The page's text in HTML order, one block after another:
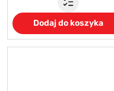
Dodaj do koszyka